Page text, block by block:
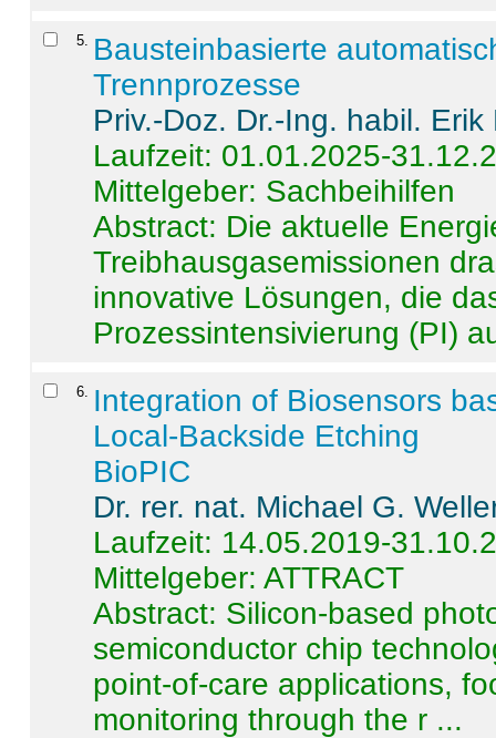
5
Bausteinbasierte
Trennprozesse
Priv.-Doz. Dr.-Ing. habil. Erik
Laufzeit: 01.01.2025-
Mittelgeber: Sachbeihilfen
Abstract: Die aktuelle
Treibhausgasemissionen
innovative Lösungen, die
Prozessintensivierung (PI)
6
Integration of Biosensors
Local-Backside Etching
BioPIC
Dr. rer. nat. Michael G.
Laufzeit: 14.05.2019-
Mittelgeber: ATTRACT
Abstract: Silicon-based
semiconductor chip
point-of-care applications,
monitoring through the r ...